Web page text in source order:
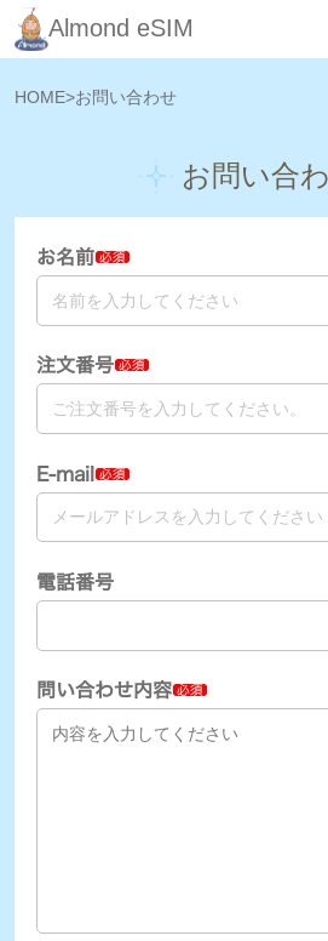
Almond eSIM
HOME>お問い合わせ
お問い合
お名前 必須
注文番号 必須
E-mail 必須
電話番号
問い合わせ内容 必須